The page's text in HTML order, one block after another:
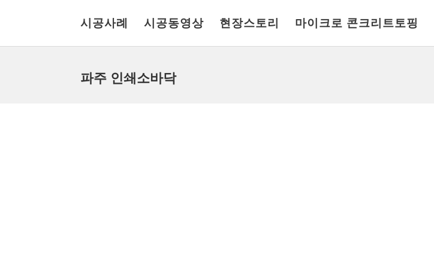
시공사례 시공동영상 현장스토리 마이크로 콘크리트토핑
파주 인쇄소바닥